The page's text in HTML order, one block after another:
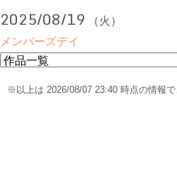
2025/08/19 （火）
メンバーズデイ
※以上は 2026/08/07 23:40 時点の情報で